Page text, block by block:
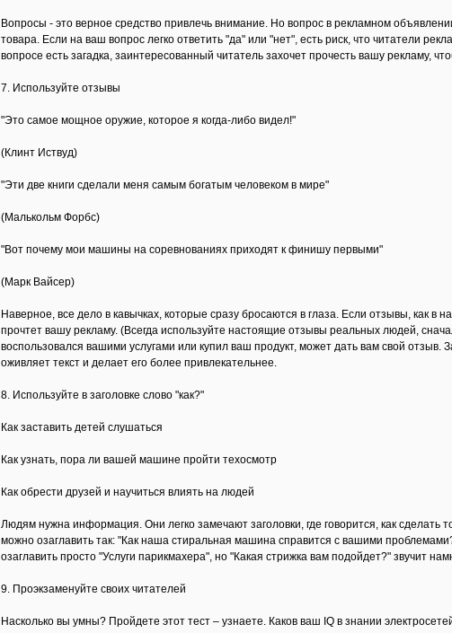
Вопросы - это верное средство привлечь внимание. Но вопрос в рекламном
товара. Если на ваш вопрос легко ответить "да" или "нет", есть риск, что читатели
вопросе есть загадка, заинтересованный читатель захочет прочесть вашу рекламу,
7. Используйте отзывы
"Это самое мощное оружие, которое я когда-либо видел!"
(Клинт Иствуд)
"Эти две книги сделали меня самым богатым человеком в мире"
(Малькольм Форбс)
"Вот почему мои машины на соревнованиях приходят к финишу первыми"
(Марк Вайсер)
Наверное, все дело в кавычках, которые сразу бросаются в глаза. Если отзывы, как
прочтет вашу рекламу. (Всегда используйте настоящие отзывы реальных людей,
воспользовался вашими услугами или купил ваш продукт, может дать вам свой
оживляет текст и делает его более привлекательнее.
8. Используйте в заголовке слово "как?"
Как заставить детей слушаться
Как узнать, пора ли вашей машине пройти техосмотр
Как обрести друзей и научиться влиять на людей
Людям нужна информация. Они легко замечают заголовки, где говорится, как
можно озаглавить так: "Как наша стиральная машина справится с вашими
озаглавить просто "Услуги парикмахера", но "Какая стрижка вам подойдет?" звучит
9. Проэкзаменуйте своих читателей
Насколько вы умны? Пройдете этот тест – узнаете. Каков ваш IQ в знании